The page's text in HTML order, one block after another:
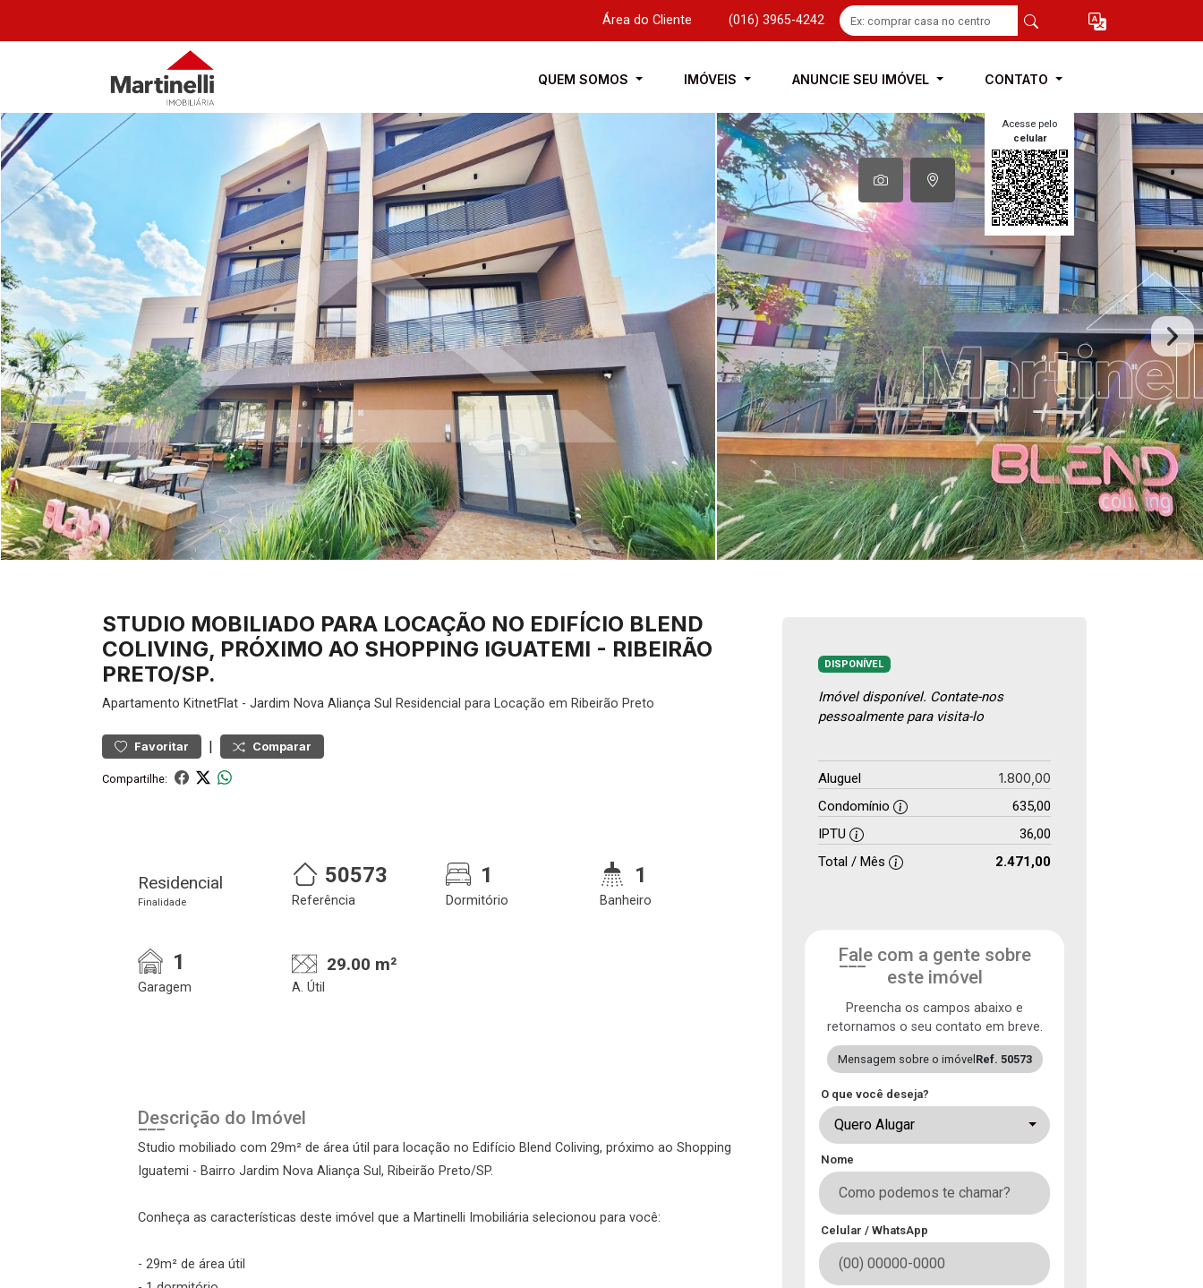
Área do Cliente (016) 3965-4242
QUEM SOMOS IMÓVEIS ANUNCIE SEU IMÓVEL CONTATO
Acesse pelo
celular
STUDIO MOBILIADO PARA LOCAÇÃO NO EDIFÍCIO BLEND
COLIVING, PRÓXIMO AO SHOPPING IGUATEMI - RIBEIRÃO
PRETO/SP.
Apartamento KitnetFlat - Jardim Nova Aliança Sul Residencial para Locação em Ribeirão Preto
Favoritar | Comparar
Compartilhe:
Residencial
Finalidade
50573
Referência
1
Dormitório
1
Banheiro
1
Garagem
29.00 m²
A. Útil
Descrição do Imóvel
Studio mobiliado com 29m² de área útil para locação no Edifício Blend Coliving, próximo ao Shopping
Iguatemi - Bairro Jardim Nova Aliança Sul, Ribeirão Preto/SP.
Conheça as características deste imóvel que a Martinelli Imobiliária selecionou para você:
- 29m² de área útil
DISPONÍVEL
Imóvel disponível. Contate-nos
pessoalmente para visita-lo
Aluguel 1.800,00
Condomínio
635,00
IPTU
36,00
Total / Mês
2.471,00
Fale com a gente sobre
este imóvel
Preencha os campos abaixo e
retornamos o seu contato em breve.
Mensagem sobre o imóvel Ref. 50573
O que você deseja?
Quero Alugar
Nome
Celular / WhatsApp